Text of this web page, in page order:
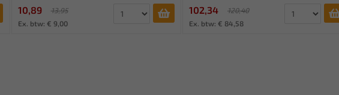
10,89
13,95
Ex. btw: € 9,00
102,34
120,40
Ex. btw: € 84,58